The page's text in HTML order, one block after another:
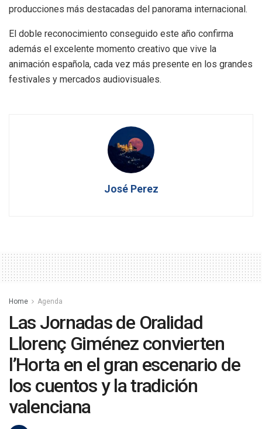
producciones más destacadas del panorama internacional.
El doble reconocimiento conseguido este año confirma
además el excelente momento creativo que vive la
animación española, cada vez más presente en los grandes
festivales y mercados audiovisuales.
José Perez
Home Agenda
Las Jornadas de Oralidad
Llorenç Giménez convierten
l’Horta en el gran escenario de
los cuentos y la tradición
valenciana